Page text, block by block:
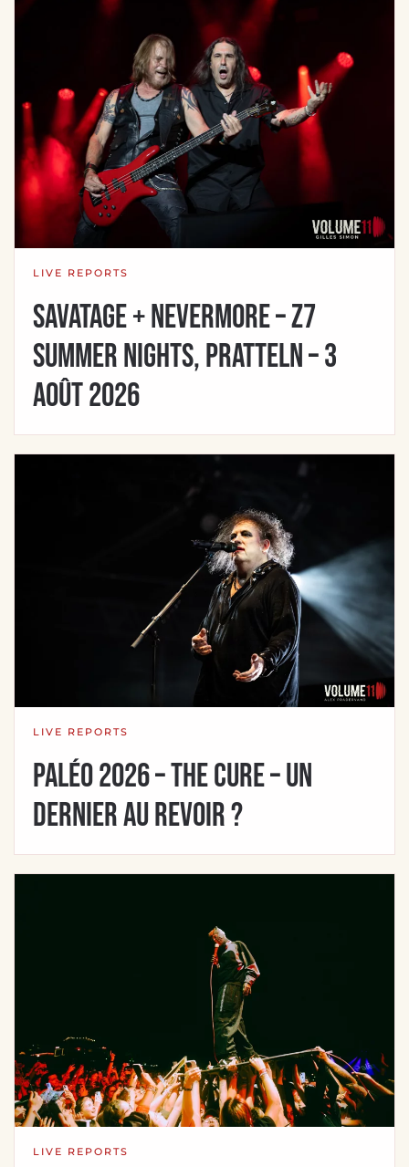
LIVE REPORTS
Savatage + Nevermore – Z7
Summer Nights, Pratteln – 3
août 2026
LIVE REPORTS
Paléo 2026 – THE CURE – Un
dernier au revoir ?
LIVE REPORTS